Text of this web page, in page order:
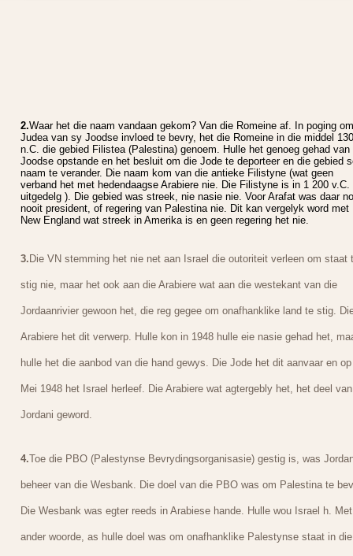
2.Waar het die naam vandaan gekom? Van die Romeine af. In poging om
Judea van sy Joodse invloed te bevry, het die Romeine in die middel
n.C. die gebied Filistea (Palestina) genoem. Hulle het genoeg gehad van
Joodse opstande en het besluit om die Jode te deporteer en die gebied
naam te verander. Die naam kom van die antieke Filistyne (wat geen
verband het met hedendaagse Arabiere nie. Die Filistyne is in 1 200 v.C.
uitgedelg ). Die gebied was streek, nie nasie nie. Voor Arafat was daar
nooit president, of regering van Palestina nie. Dit kan vergelyk word met
New England wat streek in Amerika is en geen regering het nie.
3. Die VN stemming het nie net aan Israel die outoriteit verleen om staat
stig nie, maar het ook aan die Arabiere wat aan die westekant van die
Jordaanrivier gewoon het, die reg gegee om onafhanklike land te stig.
Arabiere het dit verwerp. Hulle kon in 1948 hulle eie nasie gehad het,
hulle het die aanbod van die hand gewys. Die Jode het dit aanvaar en
Mei 1948 het Israel herleef. Die Arabiere wat agtergebly het, het deel van
Jordani geword.
4.Toe die PBO (Palestynse Bevrydingsorganisasie) gestig is, was
beheer van die Wesbank. Die doel van die PBO was om Palestina te
Die Wesbank was egter reeds in Arabiese hande. Hulle wou Israel h. Met
ander woorde, as hulle doel was om onafhanklike Palestynse staat in die